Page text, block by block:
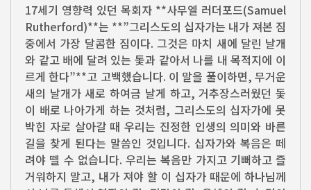
17세기 영향력 있던 목회자 **사무엘 러더포드(Samuel
Rutherford)**는 **”그리스도의 십자가는 내가 져본 짐
중에서 가장 달콤한 짐이다. 그것은 마치 새에 달린 날개
와 같고 배에 달려 있는 돛과 같아서 나를 내 목적지에 이
르게 한다”**고 고백했습니다. 이 말을 풀이하면, 무거운
새의 날개가 새로 하여금 날게 하고, 거추장스러웠던 돛
이 배로 나아가게 하는 것처럼, 그리스도의 십자가에 못
박힌 자로 살아갈 때 우리는 진정한 인생의 의미와 바른
길을 찾게 된다는 말씀인 것입니다. 십자가와 복음은 떼
려야 뗄 수 없습니다. 우리는 복음만 가지고 기뻐하고 즐
거워하지 말고, 내가 져야 할 이 십자가 때문에 하나님께